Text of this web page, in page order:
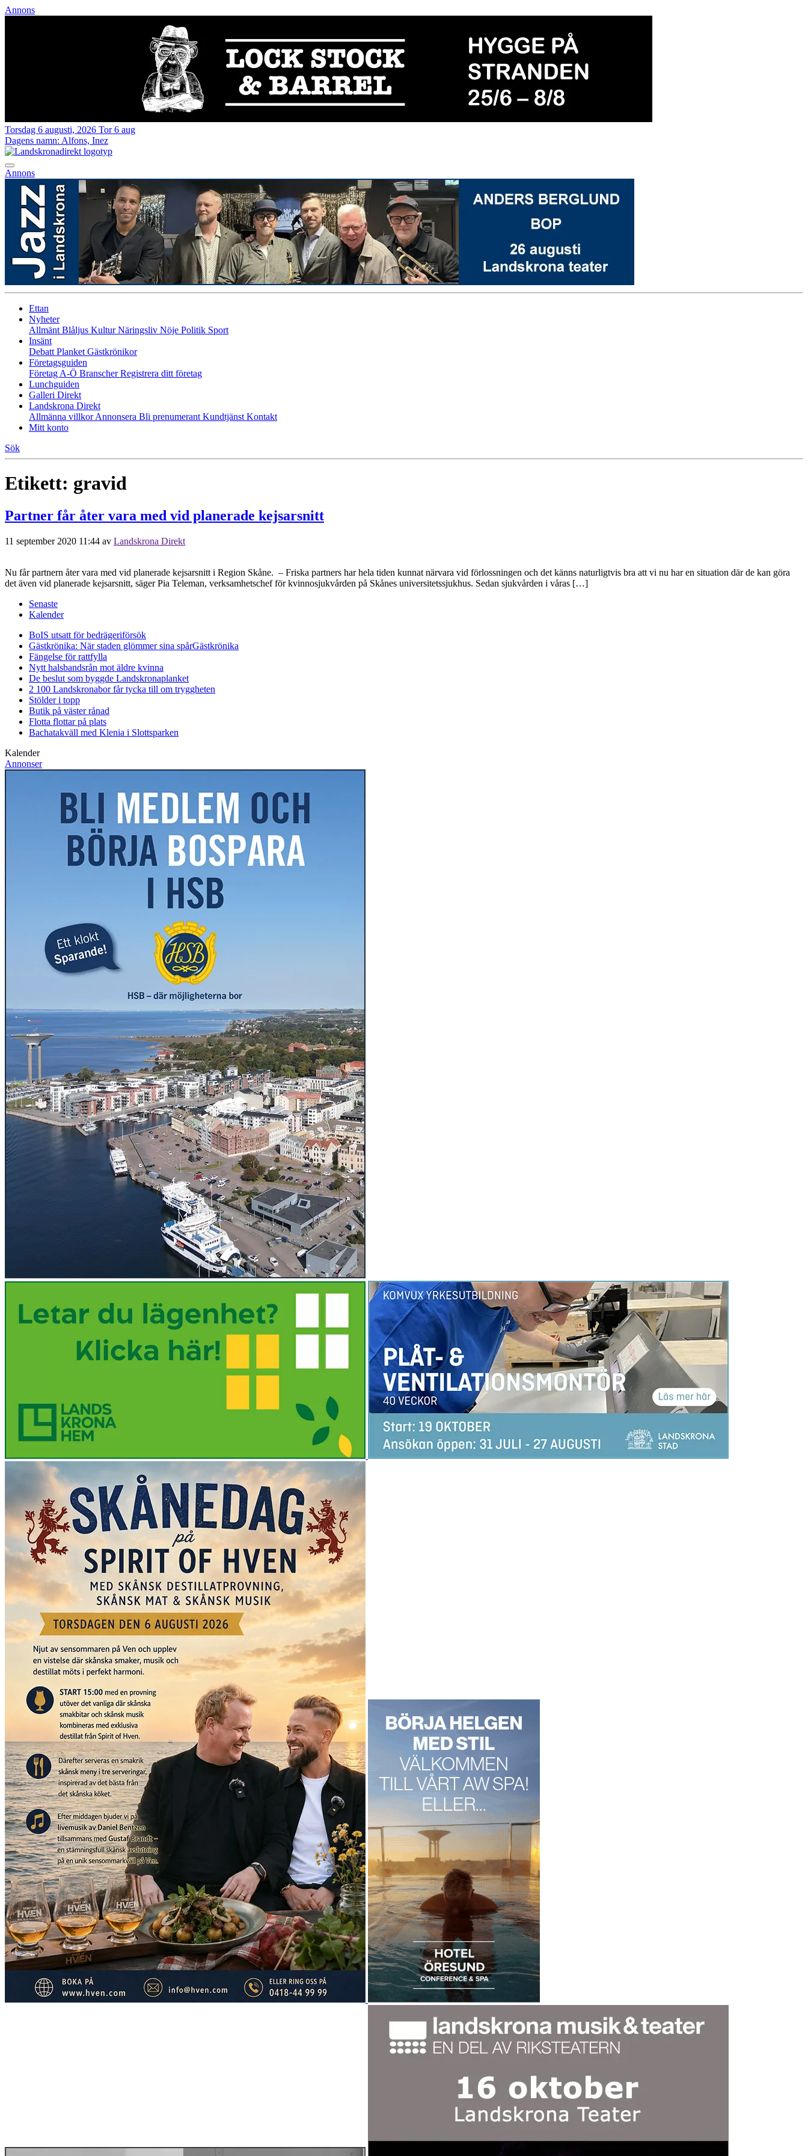
Annons
Torsdag 6 augusti, 2026 Tor 6 aug
Dagens namn: Alfons, Inez
Annons
Ettan
Nyheter
Allmänt Blåljus KulturNäringsliv Nöje Politik Sport
Insänt
Debatt Planket Gästkrönikor
Företagsguiden
Företag A-Ö BranscherRegistrera ditt företag
Lunchguiden
Galleri Direkt
Landskrona Direkt
Allmänna villkorAnnonsera Bli prenumerant Kundtjänst Kontakt
Mitt konto
Sök
Etikett: gravid
Partner får åter vara med vid planerade kejsarsnitt
11 september 2020 11:44 av Landskrona Direkt
Nu får partnern åter vara med vid planerade kejsarsnitt i Region Skåne. – Friska partners har hela tiden kunnat närvara vid förlossningen och det känns naturligtvis bra att vi nu har en situation där de kan göra
det även vid planerade kejsarsnitt, säger Pia Teleman, verksamhetschef för kvinnosjukvården på Skånes universitetssjukhus. Sedan sjukvården i våras […]
Senaste
Kalender
BoIS utsatt för bedrägeriförsök
Gästkrönika: När staden glömmer sina spårGästkrönika
Fängelse för rattfylla
Nytt halsbandsrån mot äldre kvinna
De beslut som byggde Landskronaplanket
2 100 Landskronabor får tycka till om tryggheten
Stölder i topp
Butik på väster rånad
Flotta flottar på plats
Bachatakväll med Klenia i Slottsparken
Kalender
Annonser